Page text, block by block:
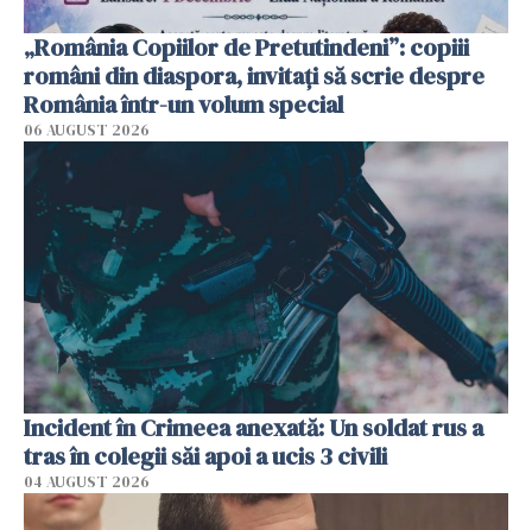
„România Copiilor de Pretutindeni”: copiii
români din diaspora, invitați să scrie despre
România într-un volum special
06 AUGUST 2026
Incident în Crimeea anexată: Un soldat rus a
tras în colegii săi apoi a ucis 3 civili
04 AUGUST 2026